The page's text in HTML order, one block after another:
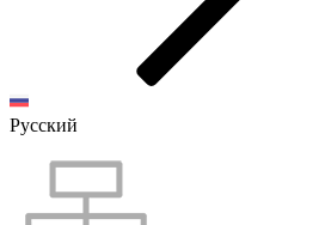
Русский